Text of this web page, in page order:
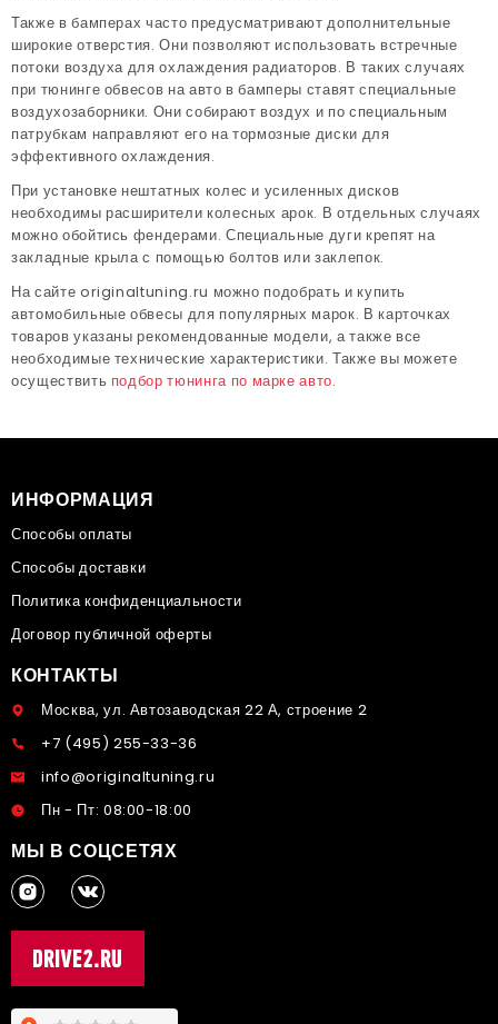
Также в бамперах часто предусматривают дополнительные
широкие отверстия. Они позволяют использовать встречные
потоки воздуха для охлаждения радиаторов. В таких случаях
при тюнинге обвесов на авто в бамперы ставят специальные
воздухозаборники. Они собирают воздух и по специальным
патрубкам направляют его на тормозные диски для
эффективного охлаждения.
При установке нештатных колес и усиленных дисков
необходимы расширители колесных арок. В отдельных случаях
можно обойтись фендерами. Специальные дуги крепят на
закладные крыла с помощью болтов или заклепок.
На сайте originaltuning.ru можно подобрать и купить
автомобильные обвесы для популярных марок. В карточках
товаров указаны рекомендованные модели, а также все
необходимые технические характеристики. Также вы можете
осуществить подбор тюнинга по марке авто.
ИНФОРМАЦИЯ
Способы оплаты
Способы доставки
Политика конфиденциальности
Договор публичной оферты
КОНТАКТЫ
Москва, ул. Автозаводская 22 А, строение 2
+7 (495) 255-33-36
info@originaltuning.ru
Пн - Пт: 08:00-18:00
МЫ В СОЦСЕТЯХ